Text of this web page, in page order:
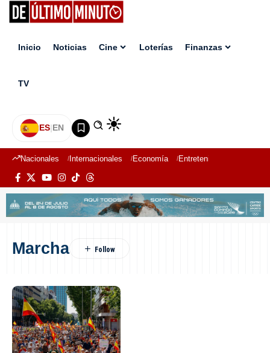
Inicio Noticias Cine Loterías Finanzas
TV
ES|EN
Nacionales Internacionales Economía Entretenimiento
Marcha